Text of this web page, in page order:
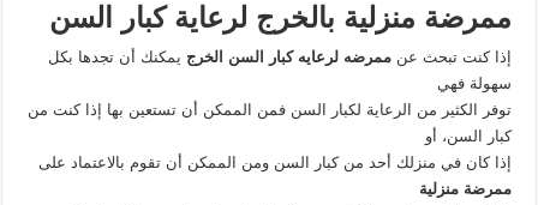
ممرضة منزلية بالخرج لرعاية كبار السن
إذا كنت تبحث عنممرضه لرعايه كبار السن الخرج يمكنك أن تجدها بكل
سهولة فهي
توفر الكثير من الرعاية لكبار السن فمن الممكن أن تستعين بها إذا كنت من
كبار السن، أو
إذا كان في منزلك أحد من كبار السن ومن الممكن أن تقوم بالاعتماد على
ممرضة منزلية